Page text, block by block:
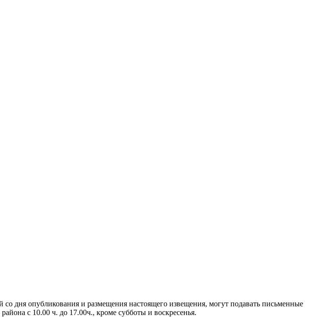
дня опубликования и размещения настоящего извещения, могут подавать письменные
с 10.00 ч. до 17.00ч., кроме субботы и воскресенья.